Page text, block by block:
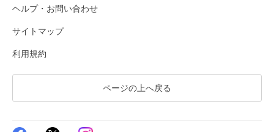
ヘルプ・お問い合わせ
サイトマップ
利用規約
ページの上へ戻る